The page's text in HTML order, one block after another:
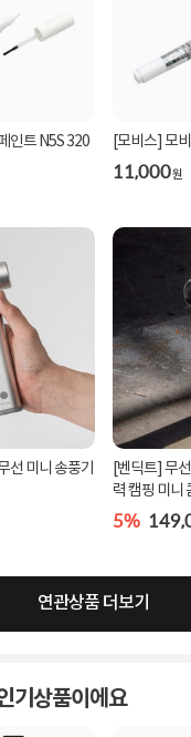
[모비스] 모비스 붓펜 페인트 N5S 320
11,000원
선 미니 송풍기
[벤딕트] 무
력 캠핑 미니
5%
연관상품 더보기
기상품이에요